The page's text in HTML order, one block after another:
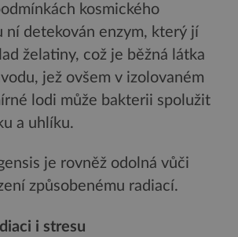
kosmického
ní detekován enzym, který jí
želatiny, což je běžná látka
jež ovšem v izolovaném
lodi může bakterii spolužit
a uhlíku.
je rovněž odolná vůči
způsobenému radiací.
i stresu